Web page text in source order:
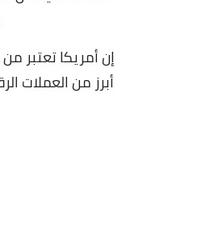
إن أمريكا تعتبر
أبرز من العملات